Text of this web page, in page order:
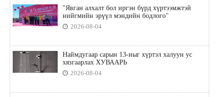
"Явган алхалт бол иргэн бүрд хүртээмжтэй
нийгмийн эрүүл мэндийн бодлого"
2026-08-04
Наймдугаар сарын 13-ныг хүртэл халуун ус
хязгаарлах ХУВААРЬ
2026-08-04